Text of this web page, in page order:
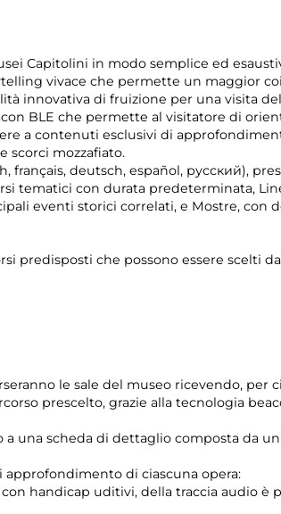
Capitolini in modo semplice ed
vivace che permette un maggior
innovativa di fruizione per una visita
BLE che permette al visitatore di
a contenuti esclusivi di
scorci mozzafiato.
français, deutsch, español, русский),
tematici con durata predeterminata,
eventi storici correlati, e Mostre, con
predisposti che possono essere scelti
le sale del museo ricevendo, per
prescelto, grazie alla tecnologia
una scheda di dettaglio composta da
approfondimento di ciascuna opera:
con handicap uditivi, della traccia audio